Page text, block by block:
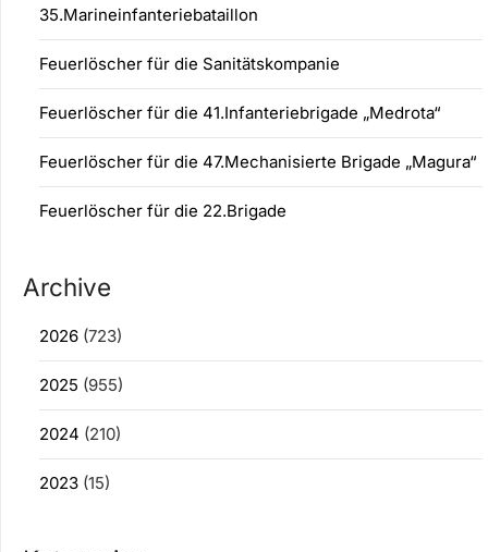
35.Marineinfanteriebataillon
Feuerlöscher für die Sanitätskompanie
Feuerlöscher für die 41.Infanteriebrigade „Medrota“
Feuerlöscher für die 47.Mechanisierte Brigade „Magura“
Feuerlöscher für die 22.Brigade
Archive
2026 (723)
2025 (955)
2024 (210)
2023 (15)